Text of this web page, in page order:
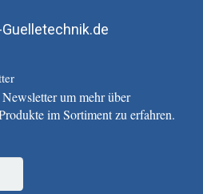
um mehr über
im Sortiment zu erfahren.